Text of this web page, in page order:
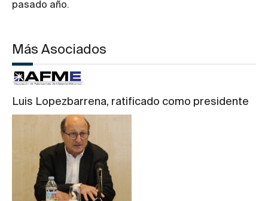
pasado año.
Más Asociados
Luis Lopezbarrena, ratificado como presidente